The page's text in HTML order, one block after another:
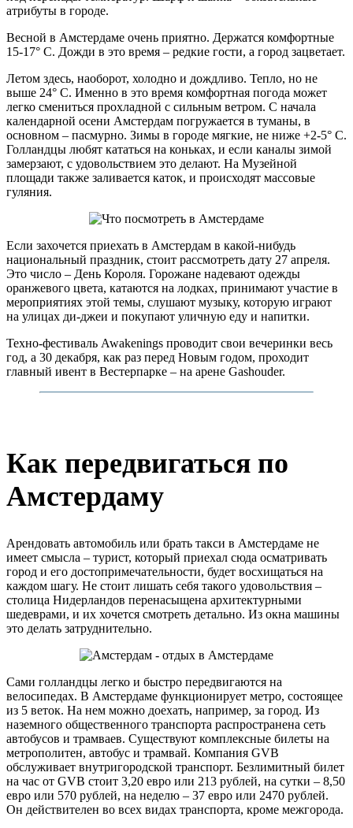
атрибуты в городе.
Весной в Амстердаме очень приятно. Держатся комфортные
15-17° C. Дожди в это время – редкие гости, а город зацветает.
Летом здесь, наоборот, холодно и дождливо. Тепло, но не
выше 24° C. Именно в это время комфортная погода может
легко смениться прохладной с сильным ветром. С начала
календарной осени Амстердам погружается в туманы, в
основном – пасмурно. Зимы в городе мягкие, не ниже +2-5° C.
Голландцы любят кататься на коньках, и если каналы зимой
замерзают, с удовольствием это делают. На Музейной
площади также заливается каток, и происходят массовые
гуляния.
Если захочется приехать в Амстердам в какой-нибудь
национальный праздник, стоит рассмотреть дату 27 апреля.
Это число – День Короля. Горожане надевают одежды
оранжевого цвета, катаются на лодках, принимают участие в
мероприятиях этой темы, слушают музыку, которую играют
на улицах ди-джеи и покупают уличную еду и напитки.
Техно-фестиваль Awakenings проводит свои вечеринки весь
год, а 30 декабря, как раз перед Новым годом, проходит
главный ивент в Вестерпарке – на арене Gashouder.
Как передвигаться по
Амстердаму
Арендовать автомобиль или брать такси в Амстердаме не
имеет смысла – турист, который приехал сюда осматривать
город и его достопримечательности, будет восхищаться на
каждом шагу. Не стоит лишать себя такого удовольствия –
столица Нидерландов перенасыщена архитектурными
шедеврами, и их хочется смотреть детально. Из окна машины
это делать затруднительно.
Сами голландцы легко и быстро передвигаются на
велосипедах. В Амстердаме функционирует метро, состоящее
из 5 веток. На нем можно доехать, например, за город. Из
наземного общественного транспорта распространена сеть
автобусов и трамваев. Существуют комплексные билеты на
метрополитен, автобус и трамвай. Компания GVB
обслуживает внутригородской транспорт. Безлимитный билет
на час от GVB стоит 3,20 евро или 213 рублей, на сутки – 8,50
евро или 570 рублей, на неделю – 37 евро или 2470 рублей.
Он действителен во всех видах транспорта, кроме межгорода.